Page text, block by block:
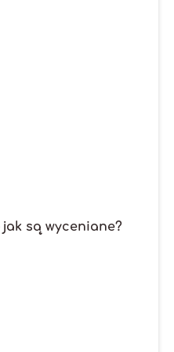
jak są wyceniane?